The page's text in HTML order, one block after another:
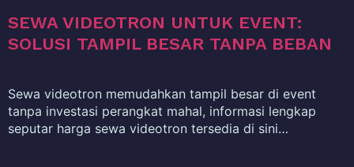
SEWA VIDEOTRON UNTUK EVENT:
SOLUSI TAMPIL BESAR TANPA BEBAN
Sewa videotron memudahkan tampil besar di event
tanpa investasi perangkat mahal, informasi lengkap
seputar harga sewa videotron tersedia di sini…